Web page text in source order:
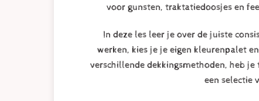
voor gunsten, traktatiedoosjes en
In deze les leer je over de juiste
werken, kies je je eigen kleurenpalet
verschillende dekkingsmethoden, heb
een selectie